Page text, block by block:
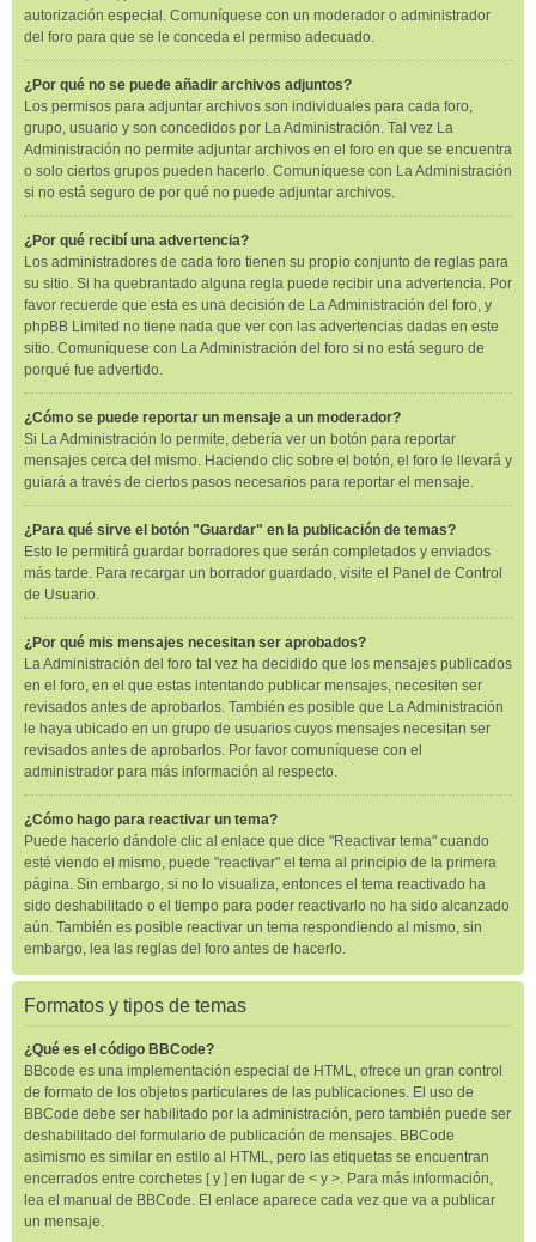
autorización especial. Comuníquese con un moderador o administrador
del foro para que se le conceda el permiso adecuado.
¿Por qué no se puede añadir archivos adjuntos?
Los permisos para adjuntar archivos son individuales para cada foro,
grupo, usuario y son concedidos por La Administración. Tal vez La
Administración no permite adjuntar archivos en el foro en que se encuentra
o solo ciertos grupos pueden hacerlo. Comuníquese con La Administración
si no está seguro de por qué no puede adjuntar archivos.
¿Por qué recibí una advertencia?
Los administradores de cada foro tienen su propio conjunto de reglas para
su sitio. Si ha quebrantado alguna regla puede recibir una advertencia. Por
favor recuerde que esta es una decisión de La Administración del foro, y
phpBB Limited no tiene nada que ver con las advertencias dadas en este
sitio. Comuníquese con La Administración del foro si no está seguro de
porqué fue advertido.
¿Cómo se puede reportar un mensaje a un moderador?
Si La Administración lo permite, debería ver un botón para reportar
mensajes cerca del mismo. Haciendo clic sobre el botón, el foro le llevará y
guiará a través de ciertos pasos necesarios para reportar el mensaje.
¿Para qué sirve el botón "Guardar" en la publicación de temas?
Esto le permitirá guardar borradores que serán completados y enviados
más tarde. Para recargar un borrador guardado, visite el Panel de Control
de Usuario.
¿Por qué mis mensajes necesitan ser aprobados?
La Administración del foro tal vez ha decidido que los mensajes publicados
en el foro, en el que estas intentando publicar mensajes, necesiten ser
revisados antes de aprobarlos. También es posible que La Administración
le haya ubicado en un grupo de usuarios cuyos mensajes necesitan ser
revisados antes de aprobarlos. Por favor comuníquese con el
administrador para más información al respecto.
¿Cómo hago para reactivar un tema?
Puede hacerlo dándole clic al enlace que dice "Reactivar tema" cuando
esté viendo el mismo, puede "reactivar" el tema al principio de la primera
página. Sin embargo, si no lo visualiza, entonces el tema reactivado ha
sido deshabilitado o el tiempo para poder reactivarlo no ha sido alcanzado
aún. También es posible reactivar un tema respondiendo al mismo, sin
embargo, lea las reglas del foro antes de hacerlo.
Formatos y tipos de temas
¿Qué es el código BBCode?
BBcode es una implementación especial de HTML, ofrece un gran control
de formato de los objetos particulares de las publicaciones. El uso de
BBCode debe ser habilitado por la administración, pero también puede ser
deshabilitado del formulario de publicación de mensajes. BBCode
asimismo es similar en estilo al HTML, pero las etiquetas se encuentran
encerrados entre corchetes [ y ] en lugar de < y >. Para más información,
lea el manual de BBCode. El enlace aparece cada vez que va a publicar
un mensaje.